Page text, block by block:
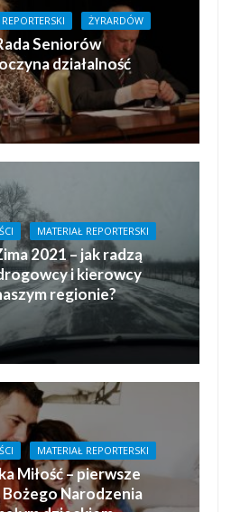
ŻYRARDÓW
Seniorów
działalność
MATERIAŁ REPORTERSKI
2021 – jak radzą
i kierowcy
regionie?
MATERIAŁ REPORTERSKI
Miłość – pierwsze
Bożego Narodzenia